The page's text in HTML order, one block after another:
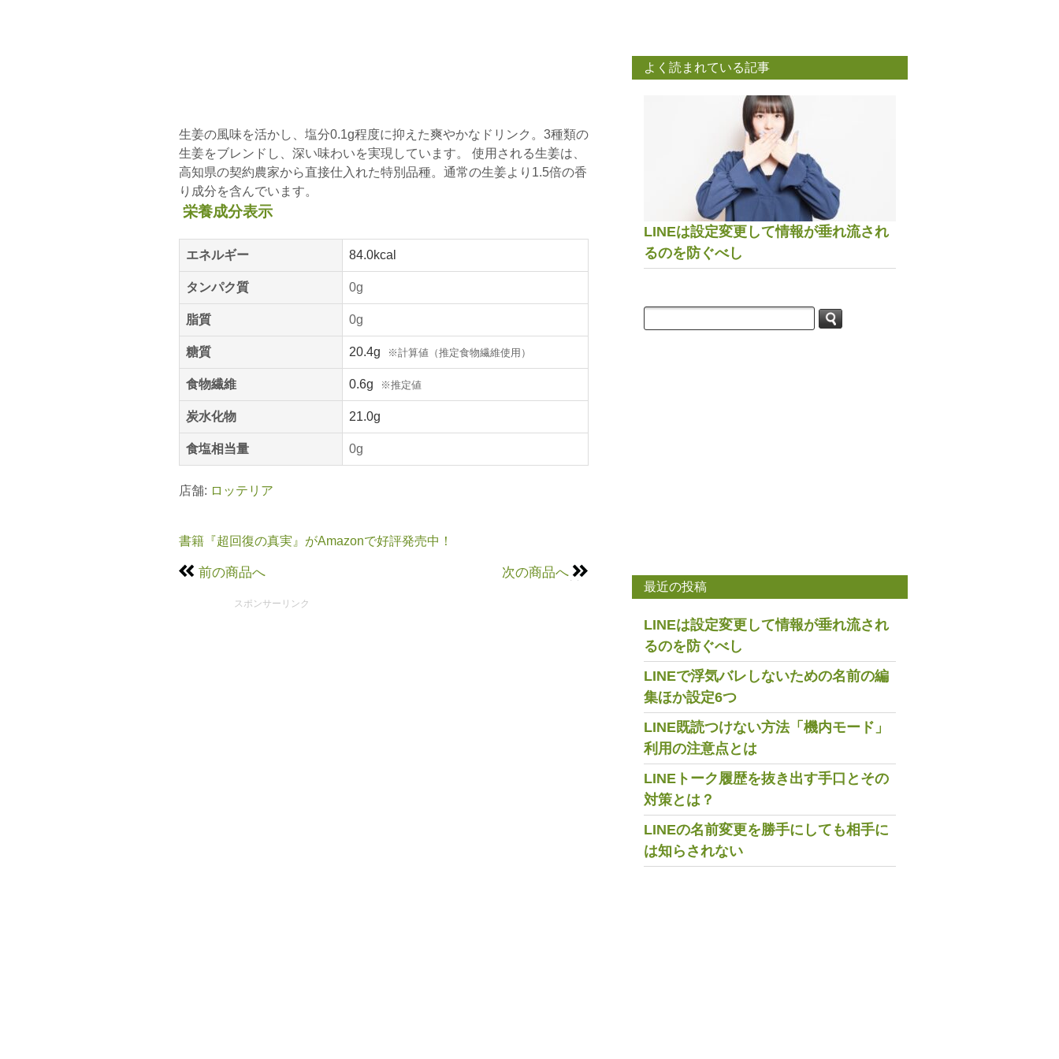
生姜の風味を活かし、塩分0.1g程度に抑えた爽やかなドリンク。3種類の
生姜をブレンドし、深い味わいを実現しています。 使用される生姜は、
高知県の契約農家から直接仕入れた特別品種。通常の生姜より1.5倍の香
り成分を含んでいます。
栄養成分表示
エネルギー 84.0kcal
タンパク質 0g
脂質 0g
糖質 20.4g ※計算値（推定食物繊維使用）
食物繊維 0.6g ※推定値
炭水化物 21.0g
食塩相当量 0g
店舗: ロッテリア
書籍『超回復の真実』がAmazonで好評発売中！
前の商品へ 次の商品へ
スポンサーリンク
よく読まれている記事
LINEは設定変更して情報が垂れ流され
るのを防ぐべし
最近の投稿
LINEは設定変更して情報が垂れ流され
るのを防ぐべし
LINEで浮気バレしないための名前の編
集ほか設定6つ
LINE既読つけない方法「機内モード」
利用の注意点とは
LINEトーク履歴を抜き出す手口とその
対策とは？
LINEの名前変更を勝手にしても相手に
は知らされない